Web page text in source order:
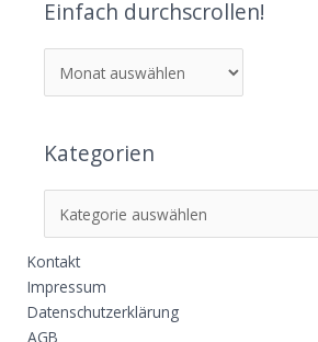
Einfach durchscrollen!
Kategorien
Kontakt
Impressum
Datenschutzerklärung
AGB